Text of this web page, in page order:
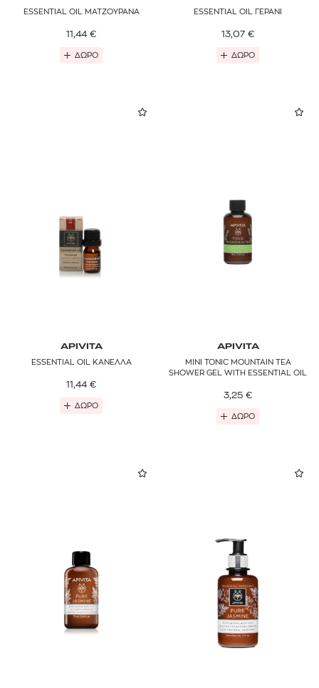
ESSENTIAL OIL ΜΑΤΖΟΥΡΑΝΑ
11,44 €
ΔΩΡΟ
ESSENTIAL OIL ΓΕΡΑΝΙ
13,07 €
ΔΩΡΟ
APIVITA
ESSENTIAL OIL ΚΑΝΕΛΛΑ
11,44 €
ΔΩΡΟ
APIVITA
MINI TONIC MOUNTAIN TEA
SHOWER GEL WITH ESSENTIAL OIL
3,25 €
ΔΩΡΟ